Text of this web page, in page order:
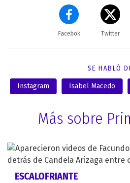
Facebok Twitter
SE HABLÓ
Instagram Isabel Macedo
Más sobre
ESCALOFRIANTE